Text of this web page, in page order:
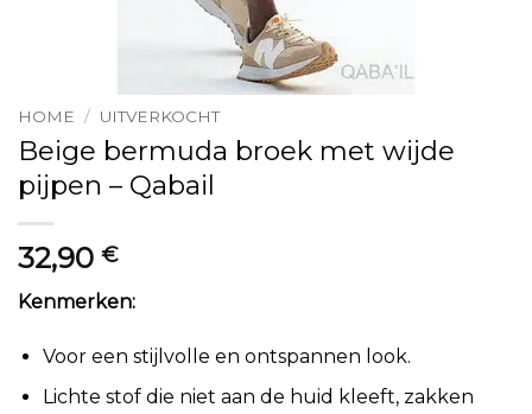
HOME / UITVERKOCHT
Beige bermuda broek met wijde
pijpen – Qabail
32,90 €
Kenmerken:
Voor een stijlvolle en ontspannen look.
Lichte stof die niet aan de huid kleeft, zakken